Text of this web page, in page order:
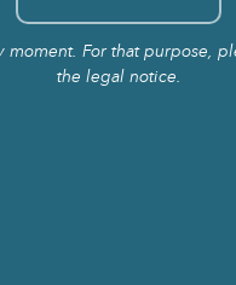
moment. For that purpose,
the legal notice.